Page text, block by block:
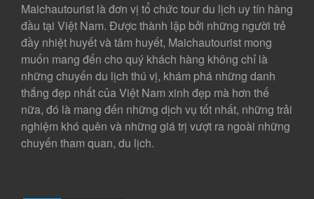
Maichautourist là đơn vị tổ chức tour du lịch uy tín hàng
đầu tại Việt Nam. Được thành lập bởi những người trẻ
đầy nhiệt huyết và tâm huyết, Maichautourist mong
muốn mang đến cho quý khách hàng không chỉ là
những chuyến du lịch thú vị, khám phá những danh
thắng đẹp nhất của Việt Nam xinh đẹp mà hơn thế
nữa, đó là mang đến những dịch vụ tốt nhất, những trải
nghiệm khó quên và những giá trị vượt ra ngoài những
chuyến tham quan, du lịch.